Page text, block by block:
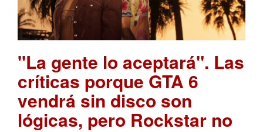
"La gente lo aceptará". Las
críticas porque GTA 6
vendrá sin disco son
lógicas, pero Rockstar no